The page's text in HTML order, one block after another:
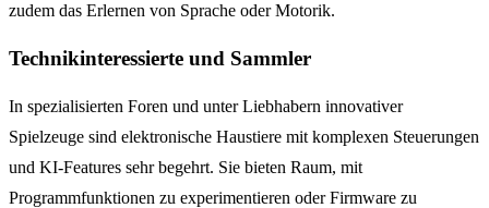
zudem das Erlernen von Sprache oder Motorik.
Technikinteressierte und Sammler
In spezialisierten Foren und unter Liebhabern innovativer
Spielzeuge sind elektronische Haustiere mit komplexen Steuerungen
und KI-Features sehr begehrt. Sie bieten Raum, mit
Programmfunktionen zu experimentieren oder Firmware zu